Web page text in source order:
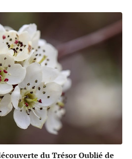
du Trésor Oublié de